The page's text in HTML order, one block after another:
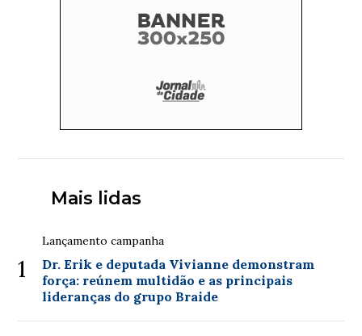
Mais lidas
1
Lançamento campanha
Dr. Erik e deputada Vivianne demonstram
força: reúnem multidão e as principais
lideranças do grupo Braide